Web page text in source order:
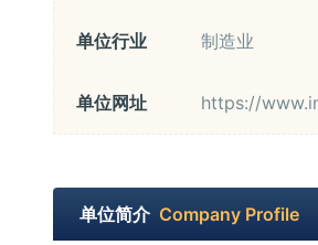
单位行业 制造业
单位网址 https://
单位简介 Company Profile